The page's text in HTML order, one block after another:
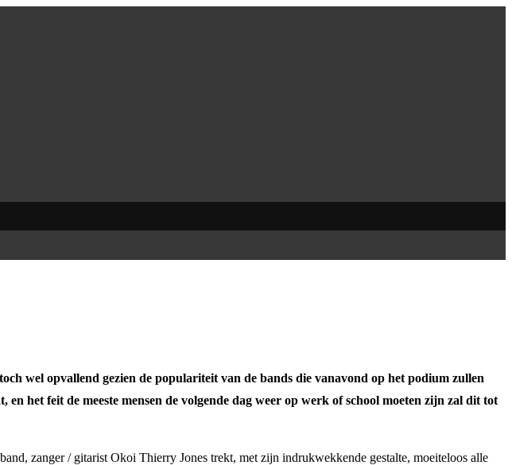
wel opvallend gezien de populariteit van de bands die vanavond op het podium zullen
het feit de meeste mensen de volgende dag weer op werk of school moeten zijn zal dit tot
zanger / gitarist Okoi Thierry Jones trekt, met zijn indrukwekkende gestalte, moeiteloos alle